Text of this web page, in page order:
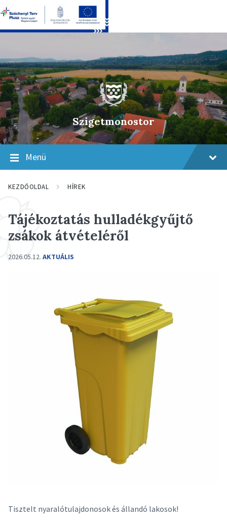
content
main
navigation
footer
Szigetmonostor
Menü
KEZDŐOLDAL HÍREK
Tájékoztatás hulladékgyűjtő
zsákok átvételéről
2026.05.12. AKTUÁLIS
Tisztelt nyaralótulajdonosok és állandó lakosok!